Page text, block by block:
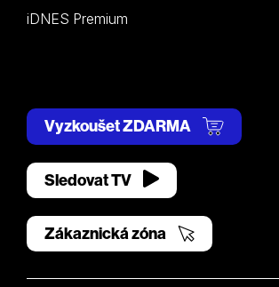
iDNES Premium
Vyzkoušet ZDARMA
Sledovat TV
Zákaznická zóna